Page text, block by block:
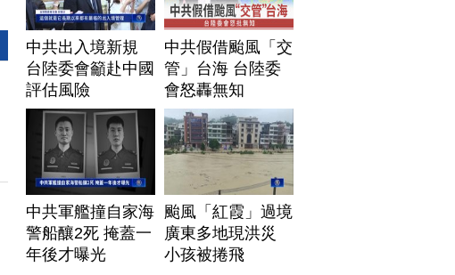
中共出入境新規
台陸委會籲赴中國
評估風險
中共假借颱風「交
管」台海 台陸委
會怒轟無知
中共軍艦撞自家海
警船釀2死 掩蓋一
年後才曝光
颱風「紅霞」過境
廣東多地現洪災
小孩被捲飛